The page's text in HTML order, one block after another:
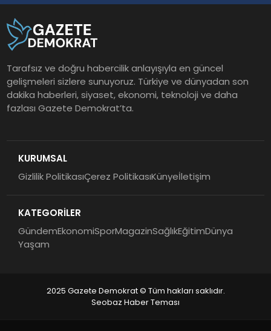
Tarafsız ve doğru habercilik anlayışıyla en güncel
gelişmeleri sizlere sunuyoruz. Türkiye ve dünyadan son
dakika haberleri, siyaset, ekonomi, teknoloji ve daha
fazlası Gazete Demokrat’ta.
KURUMSAL
Gizlilik PolitikasıÇerez PolitikasıKünyeİletişim
KATEGORİLER
GündemEkonomiSporMagazinSağlıkEğitimDünya
Yaşam
2025 Gazete Demokrat © Tüm hakları saklıdır.
Seobaz Haber Teması